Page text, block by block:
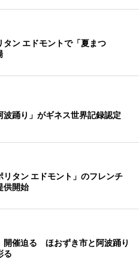
タン エドモントで「夏まつ
波踊り」がギネス世界記録認定
リタン エドモント」のフレンチ
供開始
開催迫る ほおずき市と阿波踊り
る